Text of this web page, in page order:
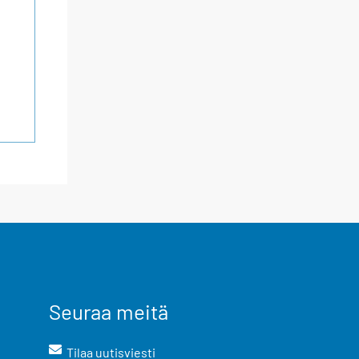
Seuraa meitä
Tilaa uutisviesti